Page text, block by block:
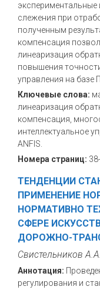
слежения при
полученным
компенсация
линеаризация
повышения
управления на базе
Ключевые слова:
линеаризация
компенсация,
интеллектуальное
ANFIS.
Номера страниц:
ТЕНДЕНЦИИ
ПРИМЕНЕНИЕ
НОРМАТИВНО
СФЕРЕ
ДОРОЖНО-
Свистельников
Аннотация:
регулирования и